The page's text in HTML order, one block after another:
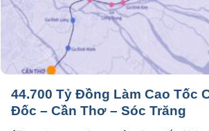
44.700 Tỷ Đồng Làm Cao Tốc
Đốc – Cần Thơ – Sóc Trăng